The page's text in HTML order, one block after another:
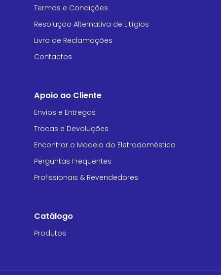
Termos e Condições
Resolução Alternativa de Litígios
Livro de Reclamações
Contactos
Apoio ao Cliente
Envios e Entregas
Trocas e Devoluções
Encontrar o Modelo do Eletrodoméstico
Perguntas Frequentes
Profissionais & Revendedores
Catálogo
Produtos